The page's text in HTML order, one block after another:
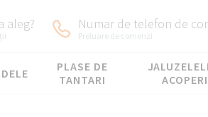
aleg? Numar de telefon de
Preluare de comenzi
PLASE DE
TANTARI